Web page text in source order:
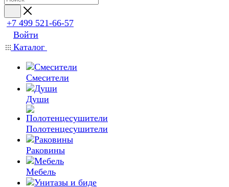
+7 499 521-66-57
Войти
Каталог
Смесители
Души
Полотенцесушители
Раковины
Мебель